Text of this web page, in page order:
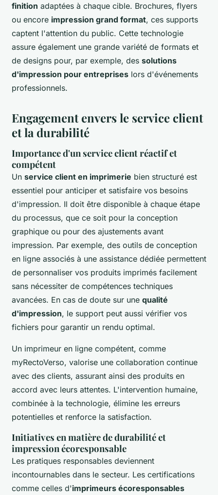
finition adaptées à chaque cible. Brochures, flyers
ou encore impression grand format, ces supports
captent l'attention du public. Cette technologie
assure également une grande variété de formats et
de designs pour, par exemple, des solutions
d'impression pour entreprises lors d'événements
professionnels.
Engagement envers le service client
et la durabilité
Importance d'un service client réactif et
compétent
Un service client en imprimerie bien structuré est
essentiel pour anticiper et satisfaire vos besoins
d'impression. Il doit être disponible à chaque étape
du processus, que ce soit pour la conception
graphique ou pour des ajustements avant
impression. Par exemple, des outils de conception
en ligne associés à une assistance dédiée permettent
de personnaliser vos produits imprimés facilement
sans nécessiter de compétences techniques
avancées. En cas de doute sur une qualité
d'impression, le support peut aussi vérifier vos
fichiers pour garantir un rendu optimal.
Un imprimeur en ligne compétent, comme
myRectoVerso, valorise une collaboration continue
avec des clients, assurant ainsi des produits en
accord avec leurs attentes. L'intervention humaine,
combinée à la technologie, élimine les erreurs
potentielles et renforce la satisfaction.
Initiatives en matière de durabilité et
impression écoresponsable
Les pratiques responsables deviennent
incontournables dans le secteur. Les certifications
comme celles d'imprimeurs écoresponsables